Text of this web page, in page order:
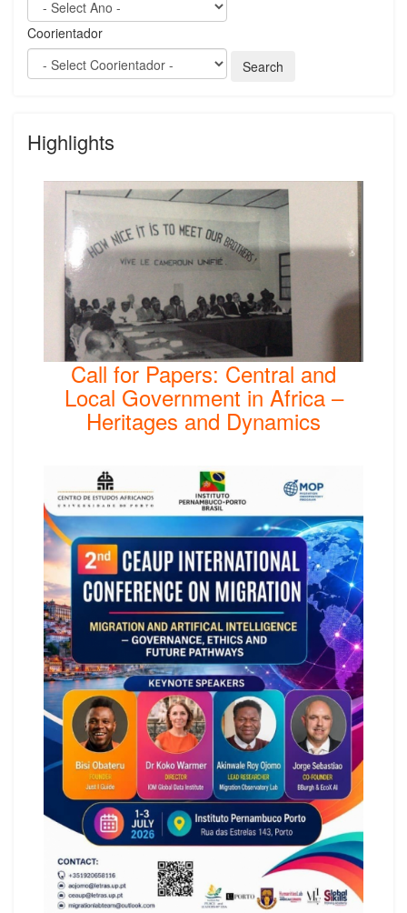
Coorientador
Highlights
Call for Papers: Central and
Local Government in Africa –
Heritages and Dynamics